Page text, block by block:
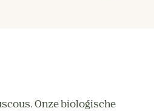
Onze biologische